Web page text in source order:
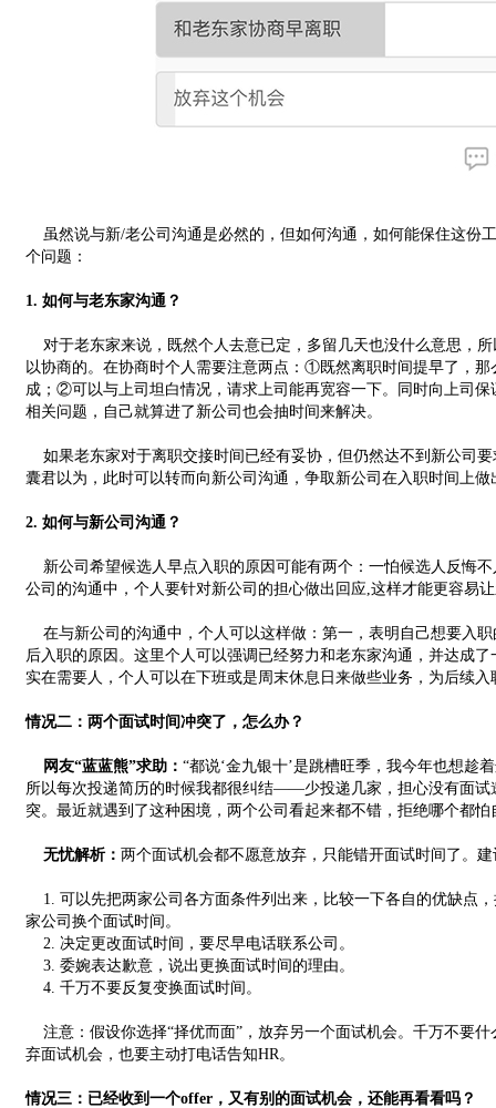
虽然说与新/老公司沟通是必然的，但如何沟通，如何能保住这份
个问题：
1. 如何与老东家沟通？
对于老东家来说，既然个人去意已定，多留几天也没什么意思，
以协商的。在协商时个人需要注意两点：①既然离职时间提早了，
成；②可以与上司坦白情况，请求上司能再宽容一下。同时向上司
相关问题，自己就算进了新公司也会抽时间来解决。
如果老东家对于离职交接时间已经有妥协，但仍然达不到新公司
囊君以为，此时可以转而向新公司沟通，争取新公司在入职时间上做
2. 如何与新公司沟通？
新公司希望候选人早点入职的原因可能有两个：一怕候选人反悔
公司的沟通中，个人要针对新公司的担心做出回应,这样才能更容易
在与新公司的沟通中，个人可以这样做：第一，表明自己想要入
后入职的原因。这里个人可以强调已经努力和老东家沟通，并达成
实在需要人，个人可以在下班或是周末休息日来做些业务，为后续入
情况二：两个面试时间冲突了，怎么办？
网友“蓝蓝熊”求助： “都说‘金九银十’是跳槽旺季，我今年也想趁
所以每次投递简历的时候我都很纠结——少投递几家，担心没有面试
突。最近就遇到了这种困境，两个公司看起来都不错，拒绝哪个都怕
无忧解析： 两个面试机会都不愿意放弃，只能错开面试时间了。
1. 可以先把两家公司各方面条件列出来，比较一下各自的优缺点
家公司换个面试时间。
2. 决定更改面试时间，要尽早电话联系公司。
3. 委婉表达歉意，说出更换面试时间的理由。
4. 千万不要反复变换面试时间。
注意：假设你选择“择优而面”，放弃另一个面试机会。千万不要
弃面试机会，也要主动打电话告知HR。
情况三：已经收到一个offer，又有别的面试机会，还能再看看吗？